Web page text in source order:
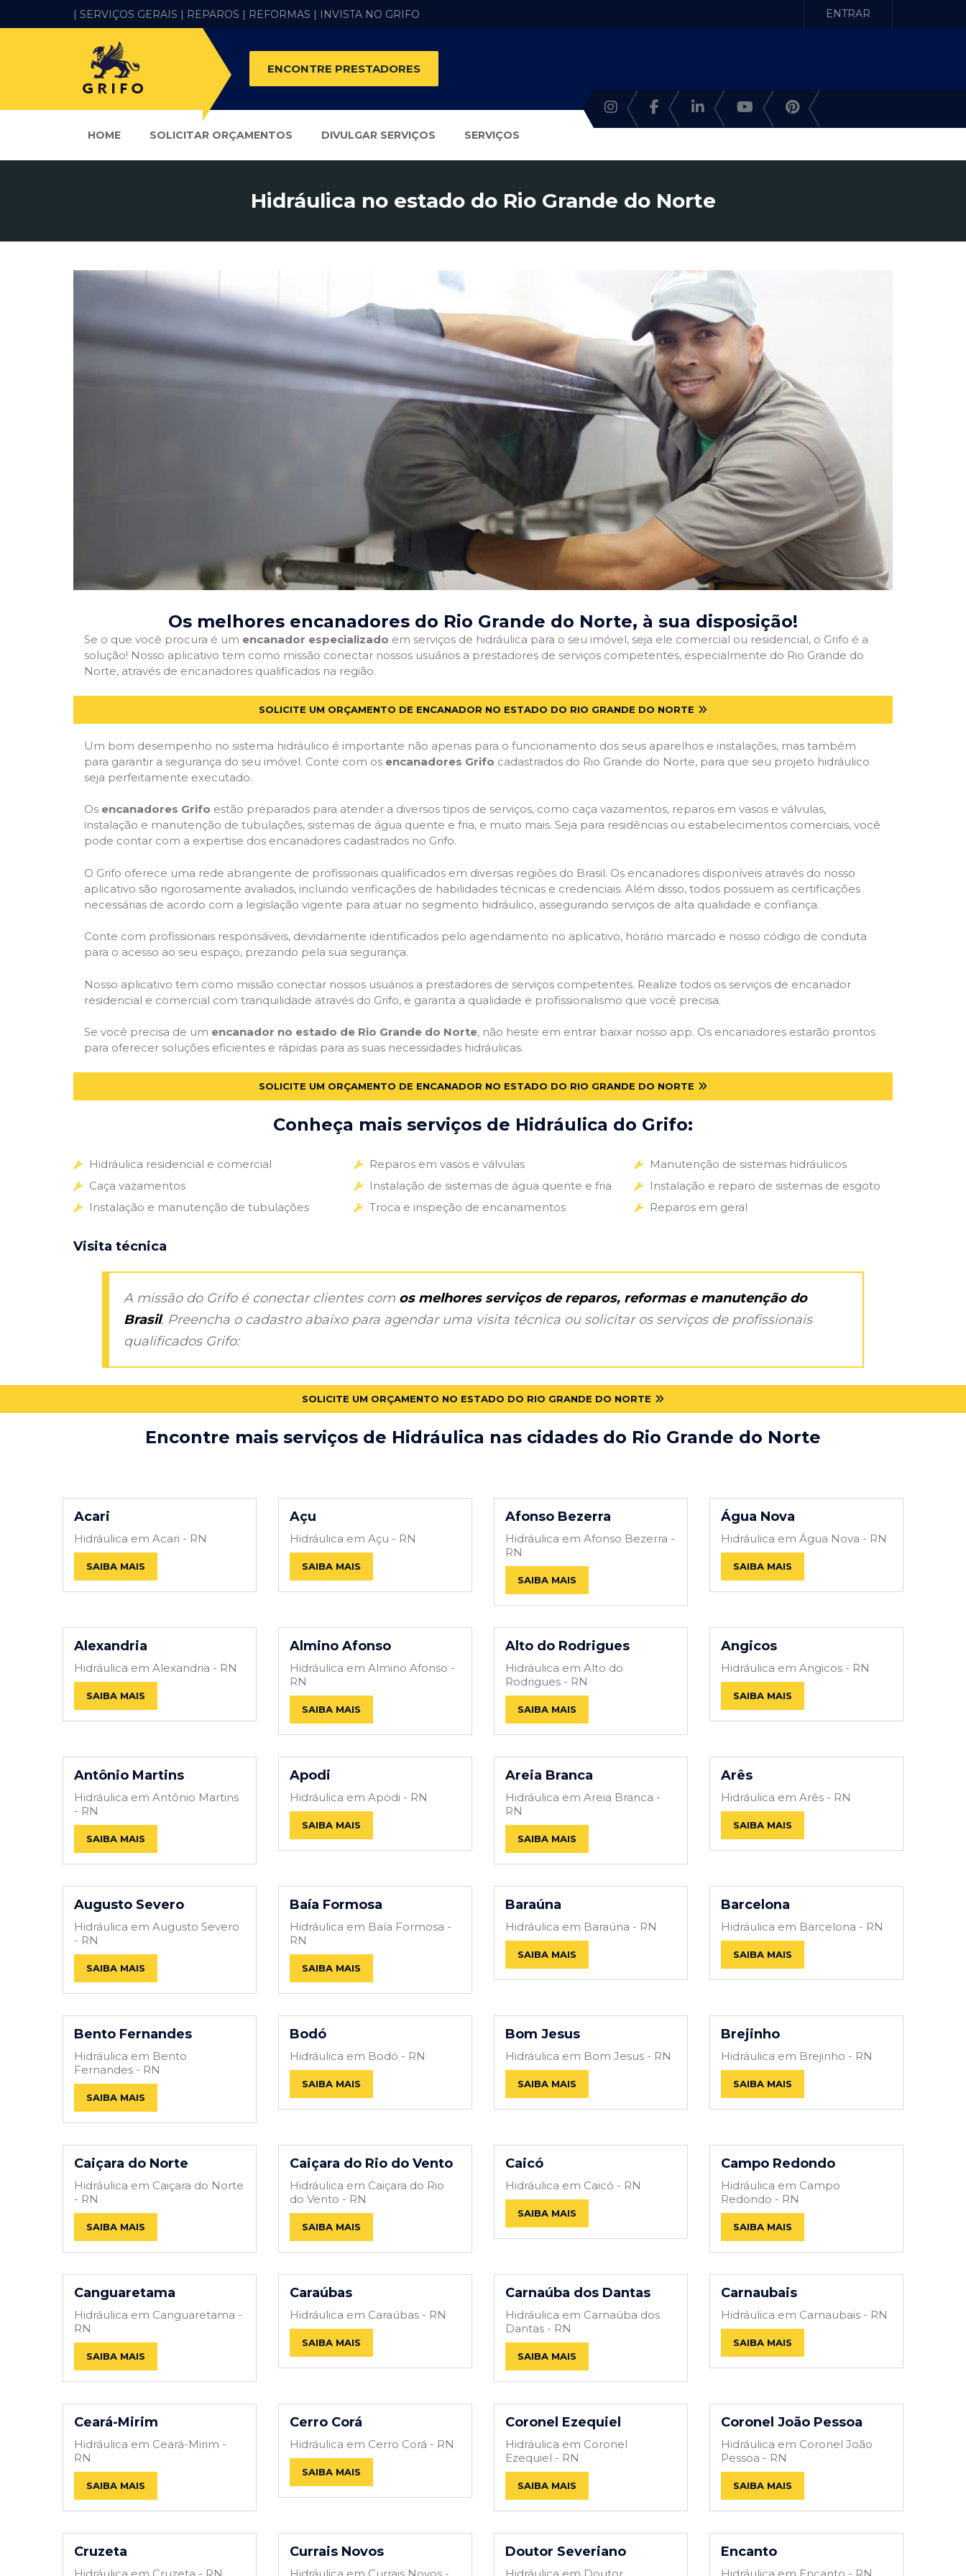
| SERVIÇOS GERAIS | REPAROS | REFORMAS | INVISTA NO GRIFO ENTRAR
ENCONTRE PRESTADORES
HOME SOLICITAR ORÇAMENTOS DIVULGAR SERVIÇOS SERVIÇOS
Hidráulica no estado do Rio Grande do Norte
Os melhores encanadores do Rio Grande do Norte, à sua disposição!
Se o que você procura é um encanador especializado em serviços de hidráulica para o seu imóvel, seja ele comercial ou residencial, o Grifo é a
solução! Nosso aplicativo tem como missão conectar nossos usuários a prestadores de serviços competentes, especialmente do Rio Grande do
Norte, através de encanadores qualificados na região.
SOLICITE UM ORÇAMENTO DE ENCANADOR NO ESTADO DO RIO GRANDE DO NORTE
Um bom desempenho no sistema hidráulico é importante não apenas para o funcionamento dos seus aparelhos e instalações, mas também
para garantir a segurança do seu imóvel. Conte com os encanadores Grifo cadastrados do Rio Grande do Norte, para que seu projeto hidráulico
seja perfeitamente executado.
Os encanadores Grifo estão preparados para atender a diversos tipos de serviços, como caça vazamentos, reparos em vasos e válvulas,
instalação e manutenção de tubulações, sistemas de água quente e fria, e muito mais. Seja para residências ou estabelecimentos comerciais, você
pode contar com a expertise dos encanadores cadastrados no Grifo.
O Grifo oferece uma rede abrangente de profissionais qualificados em diversas regiões do Brasil. Os encanadores disponíveis através do nosso
aplicativo são rigorosamente avaliados, incluindo verificações de habilidades técnicas e credenciais. Além disso, todos possuem as certificações
necessárias de acordo com a legislação vigente para atuar no segmento hidráulico, assegurando serviços de alta qualidade e confiança.
Conte com profissionais responsáveis, devidamente identificados pelo agendamento no aplicativo, horário marcado e nosso código de conduta
para o acesso ao seu espaço, prezando pela sua segurança.
Nosso aplicativo tem como missão conectar nossos usuários a prestadores de serviços competentes. Realize todos os serviços de encanador
residencial e comercial com tranquilidade através do Grifo, e garanta a qualidade e profissionalismo que você precisa.
Se você precisa de um encanador no estado de Rio Grande do Norte, não hesite em entrar baixar nosso app. Os encanadores estarão prontos
para oferecer soluções eficientes e rápidas para as suas necessidades hidráulicas.
SOLICITE UM ORÇAMENTO DE ENCANADOR NO ESTADO DO RIO GRANDE DO NORTE
Conheça mais serviços de Hidráulica do Grifo:
Hidráulica residencial e comercial
Caça vazamentos
Instalação e manutenção de tubulações
Reparos em vasos e válvulas
Instalação de sistemas de água quente e fria
Troca e inspeção de encanamentos
Manutenção de sistemas hidráulicos
Instalação e reparo de sistemas de esgoto
Reparos em geral
Visita técnica
A missão do Grifo é conectar clientes com os melhores serviços de reparos, reformas e manutenção do
Brasil. Preencha o cadastro abaixo para agendar uma visita técnica ou solicitar os serviços de profissionais
qualificados Grifo:
SOLICITE UM ORÇAMENTO NO ESTADO DO RIO GRANDE DO NORTE
Encontre mais serviços de Hidráulica nas cidades do Rio Grande do Norte
Acari
Hidráulica em Acari - RN
SAIBA MAIS
Açu
Hidráulica em Açu - RN
SAIBA MAIS
Afonso Bezerra
Hidráulica em Afonso Bezerra -
RN
SAIBA MAIS
Água Nova
Hidráulica em Água Nova - RN
SAIBA MAIS
Alexandria
Hidráulica em Alexandria - RN
SAIBA MAIS
Almino Afonso
Hidráulica em Almino Afonso -
RN
SAIBA MAIS
Alto do Rodrigues
Hidráulica em Alto do
Rodrigues - RN
SAIBA MAIS
Angicos
Hidráulica em Angicos - RN
SAIBA MAIS
Antônio Martins
Hidráulica em Antônio Martins
- RN
SAIBA MAIS
Apodi
Hidráulica em Apodi - RN
SAIBA MAIS
Areia Branca
Hidráulica em Areia Branca -
RN
SAIBA MAIS
Arês
Hidráulica em Arês - RN
SAIBA MAIS
Augusto Severo
Hidráulica em Augusto Severo
- RN
SAIBA MAIS
Baía Formosa
Hidráulica em Baía Formosa -
RN
SAIBA MAIS
Baraúna
Hidráulica em Baraúna - RN
SAIBA MAIS
Barcelona
Hidráulica em Barcelona - RN
SAIBA MAIS
Bento Fernandes
Hidráulica em Bento
Fernandes - RN
SAIBA MAIS
Bodó
Hidráulica em Bodó - RN
SAIBA MAIS
Bom Jesus
Hidráulica em Bom Jesus - RN
SAIBA MAIS
Brejinho
Hidráulica em Brejinho - RN
SAIBA MAIS
Caiçara do Norte
Hidráulica em Caiçara do Norte
- RN
SAIBA MAIS
Caiçara do Rio do Vento
Hidráulica em Caiçara do Rio
do Vento - RN
SAIBA MAIS
Caicó
Hidráulica em Caicó - RN
SAIBA MAIS
Campo Redondo
Hidráulica em Campo
Redondo - RN
SAIBA MAIS
Canguaretama
Hidráulica em Canguaretama -
RN
SAIBA MAIS
Caraúbas
Hidráulica em Caraúbas - RN
SAIBA MAIS
Carnaúba dos Dantas
Hidráulica em Carnaúba dos
Dantas - RN
SAIBA MAIS
Carnaubais
Hidráulica em Carnaubais - RN
SAIBA MAIS
Ceará-Mirim
Hidráulica em Ceará-Mirim -
RN
SAIBA MAIS
Cerro Corá
Hidráulica em Cerro Corá - RN
SAIBA MAIS
Coronel Ezequiel
Hidráulica em Coronel
Ezequiel - RN
SAIBA MAIS
Coronel João Pessoa
Hidráulica em Coronel João
Pessoa - RN
SAIBA MAIS
Cruzeta Currais Novos Doutor Severiano Encanto